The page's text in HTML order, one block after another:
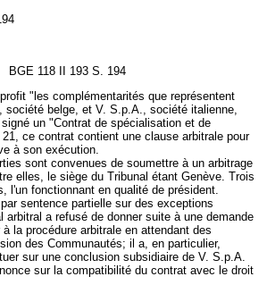
BGE 118 II 193 S. 194
"les complémentarités que représentent
société belge, et V. S.p.A., société italienne,
un "Contrat de spécialisation et de
ce contrat contient une clause arbitrale pour
à son exécution.
sont convenues de soumettre à un arbitrage
elles, le siège du Tribunal étant Genève. Trois
l'un fonctionnant en qualité de président.
sentence partielle sur des exceptions
arbitral a refusé de donner suite à une demande
la procédure arbitrale en attendant des
des Communautés; il a, en particulier,
sur une conclusion subsidiaire de V. S.p.A.
sur la compatibilité du contrat avec le droit